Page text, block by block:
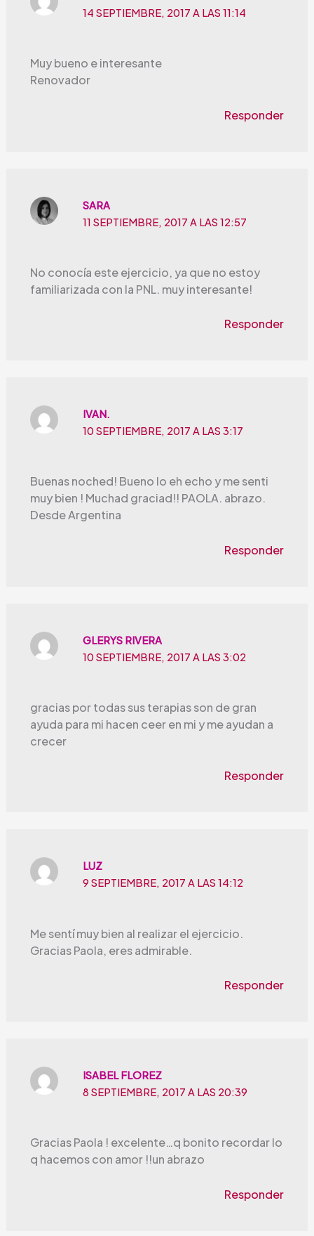
14 SEPTIEMBRE, 2017 A LAS 11:14
Muy bueno e interesante
Renovador
Responder
SARA
11 SEPTIEMBRE, 2017 A LAS 12:57
No conocía este ejercicio, ya que no estoy
familiarizada con la PNL. muy interesante!
Responder
IVAN.
10 SEPTIEMBRE, 2017 A LAS 3:17
Buenas noched! Bueno lo eh echo y me senti
muy bien ! Muchad graciad!! PAOLA. abrazo.
Desde Argentina
Responder
GLERYS RIVERA
10 SEPTIEMBRE, 2017 A LAS 3:02
gracias por todas sus terapias son de gran
ayuda para mi hacen ceer en mi y me ayudan a
crecer
Responder
LUZ
9 SEPTIEMBRE, 2017 A LAS 14:12
Me sentí muy bien al realizar el ejercicio.
Gracias Paola, eres admirable.
Responder
ISABEL FLOREZ
8 SEPTIEMBRE, 2017 A LAS 20:39
Gracias Paola ! excelente…q bonito recordar lo
q hacemos con amor !!un abrazo
Responder